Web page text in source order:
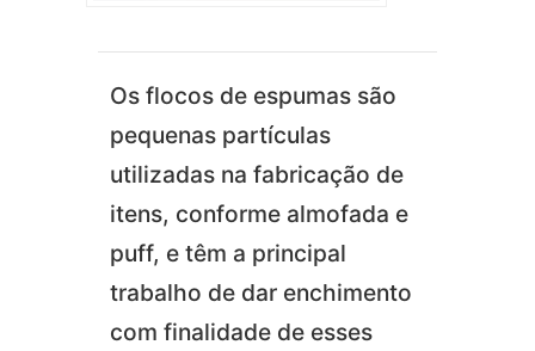
Os flocos de espumas são
pequenas partículas
utilizadas na fabricação de
itens, conforme almofada e
puff, e têm a principal
trabalho de dar enchimento
com finalidade de esses